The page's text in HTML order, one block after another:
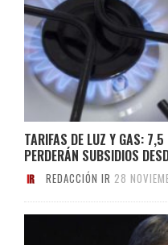
TARIFAS DE LUZ Y GAS: 7,5
PERDERÁN SUBSIDIOS
REDACCIÓN IR 28